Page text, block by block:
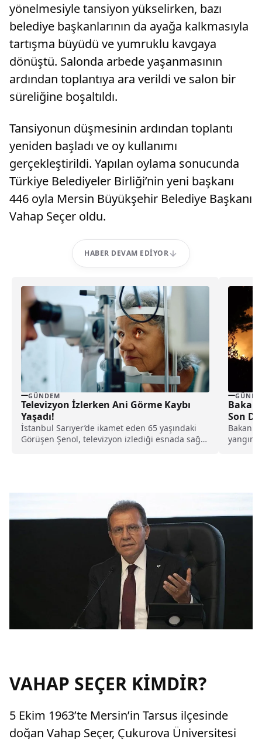
yönelmesiyle tansiyon yükselirken, bazı
belediye başkanlarının da ayağa kalkmasıyla
tartışma büyüdü ve yumruklu kavgaya
dönüştü. Salonda arbede yaşanmasının
ardından toplantıya ara verildi ve salon bir
süreliğine boşaltıldı.
Tansiyonun düşmesinin ardından toplantı
yeniden başladı ve oy kullanımı
gerçekleştirildi. Yapılan oylama sonucunda
Türkiye Belediyeler Birliği’nin yeni başkanı
446 oyla Mersin Büyükşehir Belediye Başkanı
Vahap Seçer oldu.
HABER DEVAM EDIYOR
GÜNDEM
Televizyon İzlerken Ani Görme Kaybı
Yaşadı!
İstanbul Sarıyer’de ikamet eden 65 yaşındaki
Görüşen Şenol, televizyon izlediği esnada sağ
Bakan
Son
Bakan
VAHAP SEÇER KİMDİR?
5 Ekim 1963’te Mersin’in Tarsus ilçesinde
doğan Vahap Seçer, Çukurova Üniversitesi